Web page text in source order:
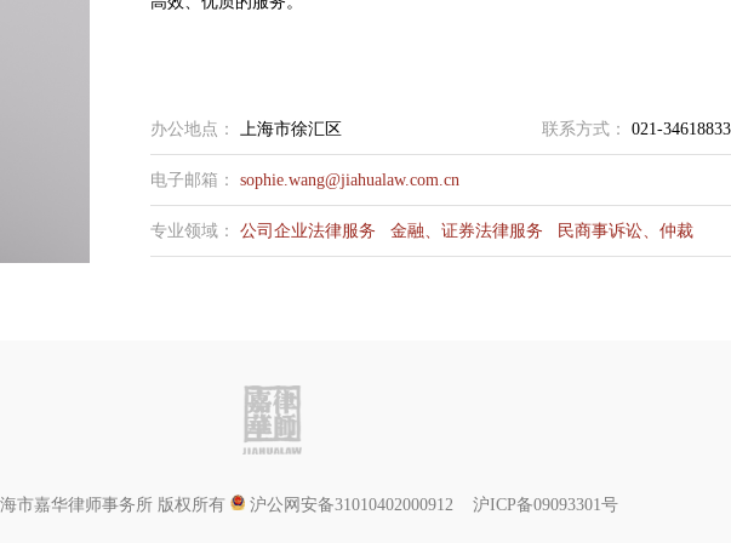
办公地点： 上海市徐汇区 联系方式： 021-
电子邮箱： sophie.wang@jiahualaw.com.cn
专业领域： 公司企业法律服务 金融、证券法律服务 民商事诉讼、仲裁
市嘉华律师事务所 版权所有 沪公网安备31010402000912 沪ICP备09093301号